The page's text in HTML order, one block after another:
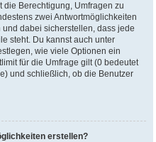
die Berechtigung, Umfragen zu
zwei Antwortmöglichkeiten
dabei sicherstellen, dass jede
steht. Du kannst auch unter
wie viele Optionen ein
für die Umfrage gilt (0 bedeutet
und schließlich, ob die Benutzer
erstellen?